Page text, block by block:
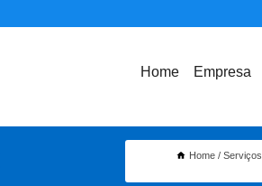
Home Empresa
Home Serviços